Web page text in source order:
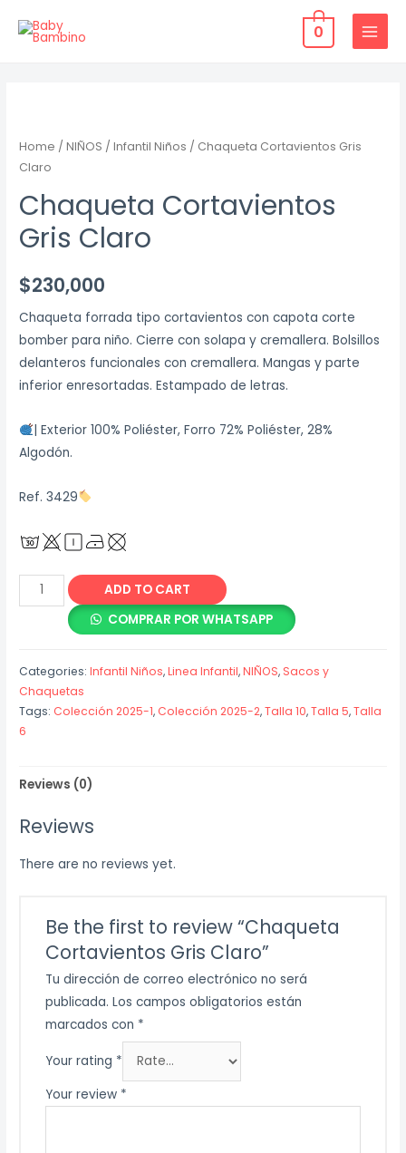
0
MAIN
Home /NIÑOS /Infantil Niños / Chaqueta Cortavientos Gris
Claro
Chaqueta Cortavientos
Gris Claro
$230,000
Chaqueta forrada tipo cortavientos con capota corte
bomber para niño. Cierre con solapa y cremallera. Bolsillos
delanteros funcionales con cremallera. Mangas y parte
inferior enresortadas. Estampado de letras.
| Exterior 100% Poliéster, Forro 72% Poliéster, 28%
Algodón.
Ref. 3429
Chaqueta
Cortavientos
quantity
ADD TO CART
COMPRAR POR WHATSAPP
Categories:Infantil Niños,Linea Infantil,NIÑOS, Sacos y
Chaquetas
Tags: Colección 2025-1, Colección 2025-2,Talla 10,Talla 5,Talla
6
Reviews (0)
Reviews
There are no reviews yet.
Be the first to review “Chaqueta
Cortavientos Gris Claro”
Tu dirección de correo electrónico no será
publicada. Los campos obligatorios están
marcados con *
Your rating *
Your review *